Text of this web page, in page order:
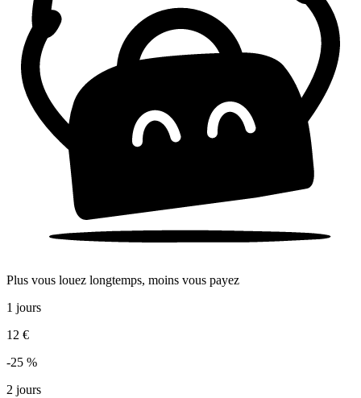
Plus vous louez longtemps, moins vous payez
1 jours
12 €
-25 %
2 jours